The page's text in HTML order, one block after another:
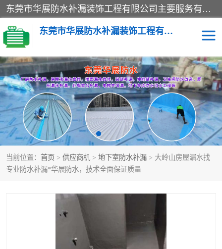
东莞市华展防水补漏装饰工程有限公司主要服务有：东莞防水补漏，东莞厂房防水补漏，东莞房屋渗漏水维修，楼面漏水维修，裂缝补漏，伸缩缝补漏，卫生间防水改造，厕所漏水补漏，外墙窗台补漏，电梯井堵漏，地下车库防水引水工程等
东莞市华展防水补漏装饰工程有限公司
当前位置： 首页 > 供应商机 > 地下室防水补漏 > 大岭山房屋漏水找
专业防水补漏*华展防水，技术全面保证质量
楼面防水补漏 外墙防水补漏
阳台卫生间防水补漏 地下室防水补漏
金属房搭建及补漏